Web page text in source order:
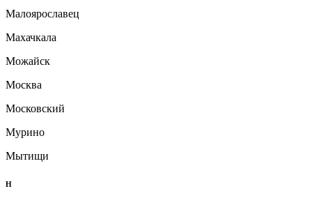
Малоярославец
Махачкала
Можайск
Москва
Московский
Мурино
Мытищи
Н